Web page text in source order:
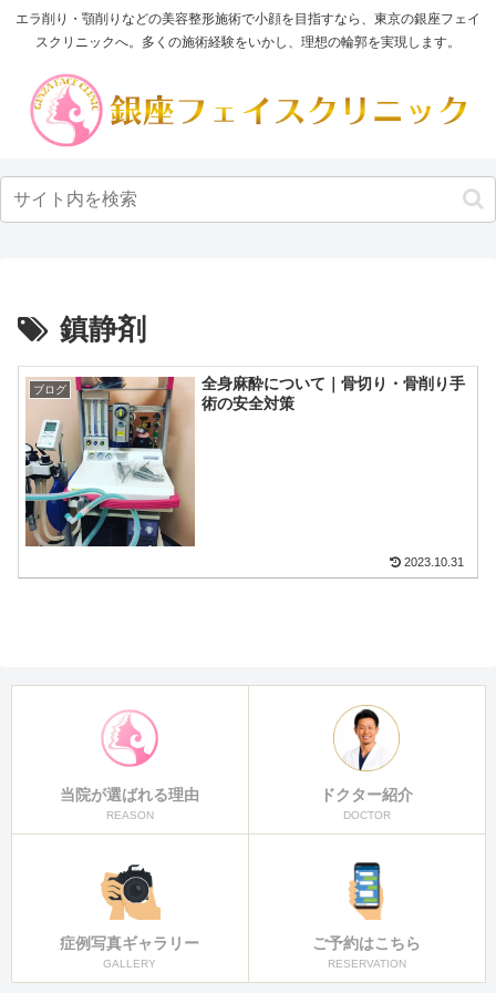
エラ削り・顎削りなどの美容整形施術で小顔を目指すなら、東京の銀座フェイ
スクリニックへ。多くの施術経験をいかし、理想の輪郭を実現します。
鎮静剤
ブログ
全身麻酔について｜骨切り・骨削り手
術の安全対策
2023.10.31
当院が選ばれる理由
REASON
ドクター紹介
DOCTOR
症例写真ギャラリー
GALLERY
ご予約はこちら
RESERVATION